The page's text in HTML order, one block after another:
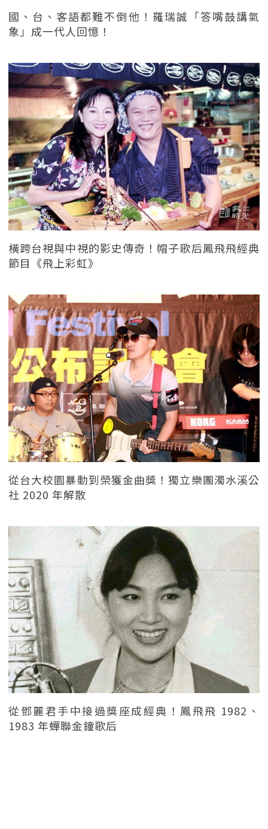
國、台、客語都難不倒他！羅瑞誠「答嘴鼓講氣
象」成一代人回憶！
橫跨台視與中視的影史傳奇！帽子歌后鳳飛飛經典
節目《飛上彩虹》
從台大校園暴動到榮獲金曲獎！獨立樂團濁水溪公
社 2020 年解散
從鄧麗君手中接過獎座成經典！鳳飛飛 1982、
1983 年蟬聯金鐘歌后